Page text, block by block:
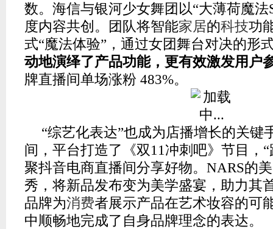
数。海信与银河少女舞团以“大薄荷魔法
度内容共创。团队将智能家居的科技功
式“魔法体验”，通过女团舞台对决的形
动地演绎了产品功能，更有效激发用户
牌直播间单场涨粉 483%。
“综艺化表达”也成为店播增长的关键
间，平台打造了《双11冲刺吧》节目，“
聚抖音电商直播间分享好物。NARS的
秀，将新品发布变为美学盛宴，助力其
品牌为消费者展示产品在艺术妆容的可
中顺畅地完成了自身品牌理念的表达。